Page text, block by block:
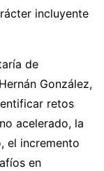
incluyente
de
González,
retos
acelerado, la
el incremento
en